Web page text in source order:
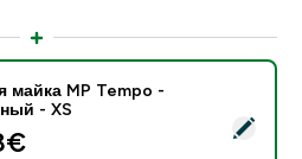
Tempo - Сливочный - XS
майка MP Tempo -
- XS